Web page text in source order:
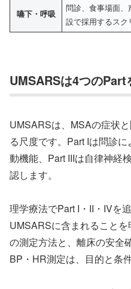
嚥下・呼吸
問診、食事場面
設で採用するスク
UMSARSは4つの
UMSARSは、MSAの症状
る尺度です。Part Iは問診
動機能、Part IIIは自律神経
認します。
理学療法でPart I・II・IVを
UMSARSに含まれること
の測定方法と、離床の安全
BP・HR測定は、目的と条